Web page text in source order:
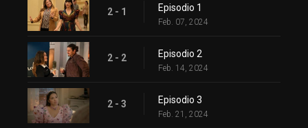
2 - 1 Episodio 1
Feb. 07, 2024
2 - 2 Episodio 2
Feb. 14, 2024
2 - 3 Episodio 3
Feb. 21, 2024